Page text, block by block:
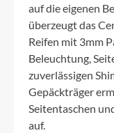
auf die eigenen
überzeugt das
Reifen mit 3mm
Beleuchtung,
zuverlässigen
Gepäckträger
Seitentaschen
auf.